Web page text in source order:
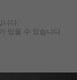
니다.
있을 수 있습니다.